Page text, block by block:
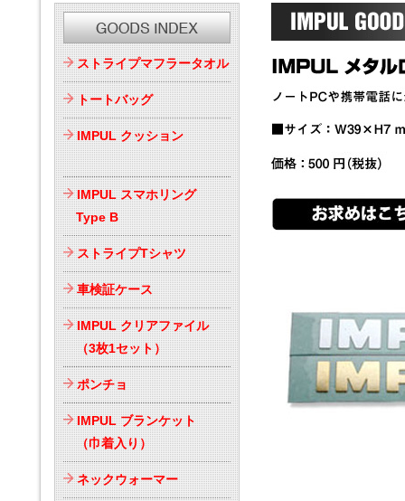
ストライプマフラータオル
トートバッグ
IMPUL クッション
IMPUL スマホリング
Type B
ストライプTシャツ
車検証ケース
IMPUL クリアファイル
（3枚1セット）
ポンチョ
IMPUL ブランケット
（巾着入り）
ネックウォーマー